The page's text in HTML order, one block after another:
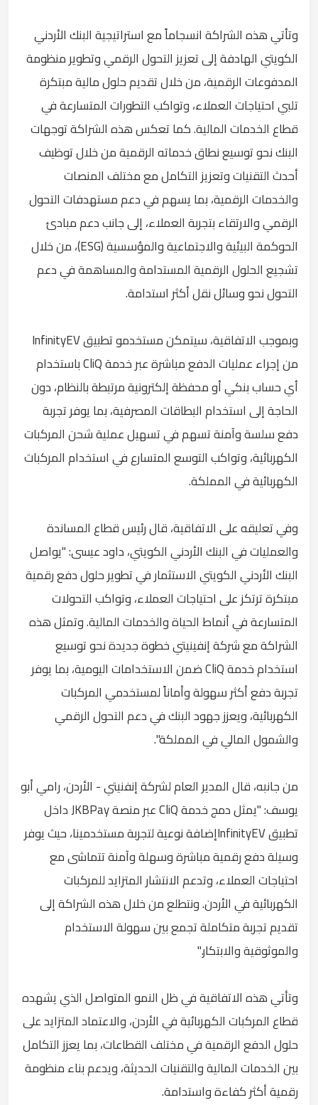
وتأتي هذه الشراكة انسجاماً مع استراتيجية البنك الأردني
الكويتي الهادفة إلى تعزيز التحول الرقمي وتطوير منظومة
المدفوعات الرقمية، من خلال تقديم حلول مالية مبتكرة
تلبي احتياجات العملاء، وتواكب التطورات المتسارعة في
قطاع الخدمات المالية. كما تعكس هذه الشراكة توجهات
البنك نحو توسيع نطاق خدماته الرقمية من خلال توظيف
أحدث التقنيات وتعزيز التكامل مع مختلف المنصات
والخدمات الرقمية، بما يسهم في دعم مستهدفات التحول
الرقمي والارتقاء بتجربة العملاء، إلى جانب دعم مبادئ
الحوكمة البيئية والاجتماعية والمؤسسية (ESG)، من خلال
تشجيع الحلول الرقمية المستدامة والمساهمة في دعم
التحول نحو وسائل نقل أكثر استدامة.
وبموجب الاتفاقية، سيتمكن مستخدمو تطبيق InfinityEV
من إجراء عمليات الدفع مباشرة عبر خدمة CliQ باستخدام
أي حساب بنكي أو محفظة إلكترونية مرتبطة بالنظام، دون
الحاجة إلى استخدام البطاقات المصرفية، بما يوفر تجربة
دفع سلسة وآمنة تسهم في تسهيل عملية شحن المركبات
الكهربائية، وتواكب التوسع المتسارع في استخدام المركبات
الكهربائية في المملكة.
وفي تعليقه على الاتفاقية، قال رئيس قطاع المساندة
والعمليات في البنك الأردني الكويتي، داود عيسى: "يواصل
البنك الأردني الكويتي الاستثمار في تطوير حلول دفع رقمية
مبتكرة ترتكز على احتياجات العملاء، وتواكب التحولات
المتسارعة في أنماط الحياة والخدمات المالية. وتمثل هذه
الشراكة مع شركة إنفينيتي خطوة جديدة نحو توسيع
استخدام خدمة CliQ ضمن الاستخدامات اليومية، بما يوفر
تجربة دفع أكثر سهولة وأماناً لمستخدمي المركبات
الكهربائية، ويعزز جهود البنك في دعم التحول الرقمي
والشمول المالي في المملكة".
من جانبه، قال المدير العام لشركة إنفنيتي - الأردن، رامي أبو
يوسف: "يمثل دمج خدمة CliQ عبر منصة JKBPay داخل
تطبيق InfinityEVإضافة نوعية لتجربة مستخدمينا، حيث يوفر
وسيلة دفع رقمية مباشرة وسهلة وآمنة تتماشى مع
احتياجات العملاء، وتدعم الانتشار المتزايد للمركبات
الكهربائية في الأردن. ونتطلع من خلال هذه الشراكة إلى
تقديم تجربة متكاملة تجمع بين سهولة الاستخدام
والموثوقية والابتكار."
وتأتي هذه الاتفاقية في ظل النمو المتواصل الذي يشهده
قطاع المركبات الكهربائية في الأردن، والاعتماد المتزايد على
حلول الدفع الرقمية في مختلف القطاعات، بما يعزز التكامل
بين الخدمات المالية والتقنيات الحديثة، ويدعم بناء منظومة
رقمية أكثر كفاءة واستدامة.